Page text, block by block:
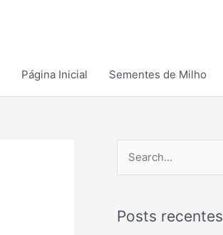
Página Inicial Sementes de Milho
qPosts recentes